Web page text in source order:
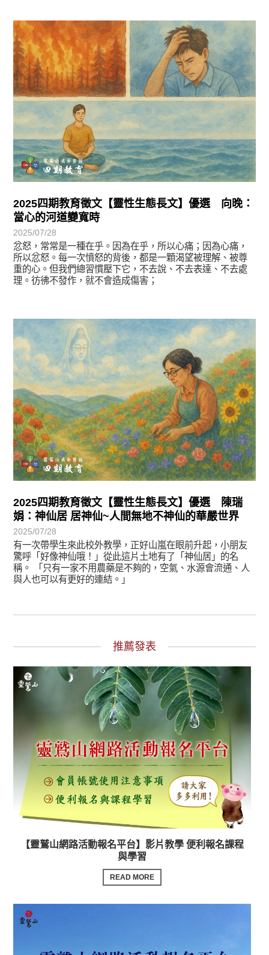
2025四期教育徵文【靈性生態長文】優選 向晚：
當心的河道變寬時
2025/07/28
忿怒，常常是一種在乎。因為在乎，所以心痛；因為心痛，
所以忿怒。每一次憤怒的背後，都是一顆渴望被理解、被尊
重的心。但我們總習慣壓下它，不去說、不去表達、不去處
理。彷彿不發作，就不會造成傷害；
徵文賞析
2025四期教育徵文【靈性生態長文】優選 陳瑞
娟：神仙居 居神仙~人間無地不神仙的華嚴世界
2025/07/28
有一次帶學生來此校外教學，正好山嵐在眼前升起，小朋友
驚呼「好像神仙哦！」從此這片土地有了「神仙居」的名
稱。 「只有一家不用農藥是不夠的，空氣、水源會流通、人
與人也可以有更好的連結。」
徵文賞析
推薦發表
【靈鷲山網路活動報名平台】影片教學 便利報名課程
與學習
READ MORE